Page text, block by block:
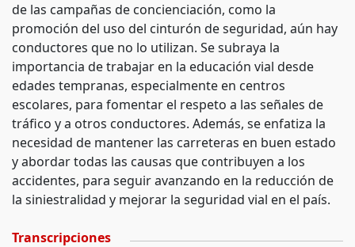
de las campañas de concienciación, como la
promoción del uso del cinturón de seguridad, aún hay
conductores que no lo utilizan. Se subraya la
importancia de trabajar en la educación vial desde
edades tempranas, especialmente en centros
escolares, para fomentar el respeto a las señales de
tráfico y a otros conductores. Además, se enfatiza la
necesidad de mantener las carreteras en buen estado
y abordar todas las causas que contribuyen a los
accidentes, para seguir avanzando en la reducción de
la siniestralidad y mejorar la seguridad vial en el país.
Transcripciones